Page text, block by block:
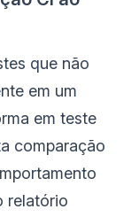
que não
em um
em teste
comparação
relatório